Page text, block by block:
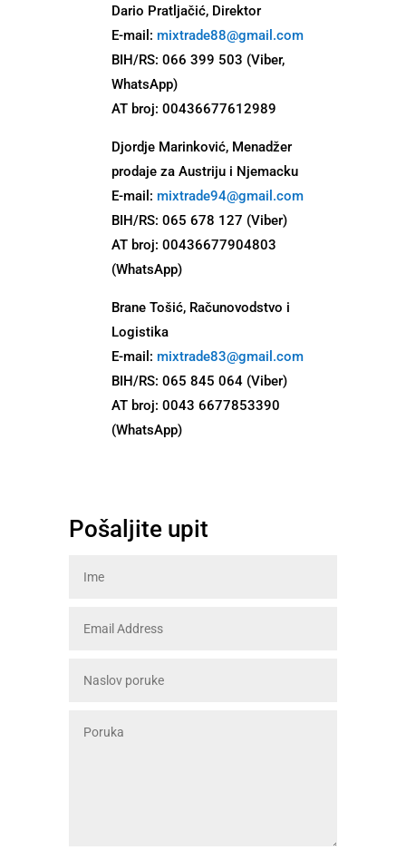
Dario Pratljačić, Direktor
E-mail: mixtrade88@gmail.com
BIH/RS: 066 399 503 (Viber,
WhatsApp)
AT broj: 00436677612989
Djordje Marinković, Menadžer
prodaje za Austriju i Njemacku
E-mail: mixtrade94@gmail.com
BIH/RS: 065 678 127 (Viber)
AT broj: 00436677904803
(WhatsApp)
Brane Tošić, Računovodstvo i
Logistika
E-mail: mixtrade83@gmail.com
BIH/RS: 065 845 064 (Viber)
AT broj: 0043 6677853390
(WhatsApp)
Pošaljite upit